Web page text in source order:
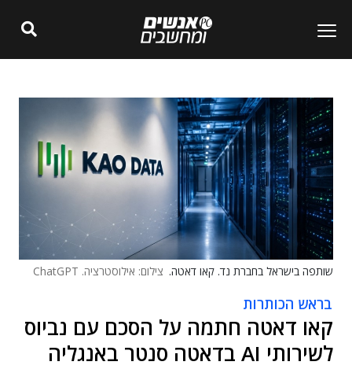
שותפה בישראל בחברת נד. קאו דאטה. צילום: אילוסטרציה. ChatGPT
בראש הכותרות
קאו דאטה חתמה על הסכם עם נביוס
לשירותי AI בדאטה סנטר באנגליה